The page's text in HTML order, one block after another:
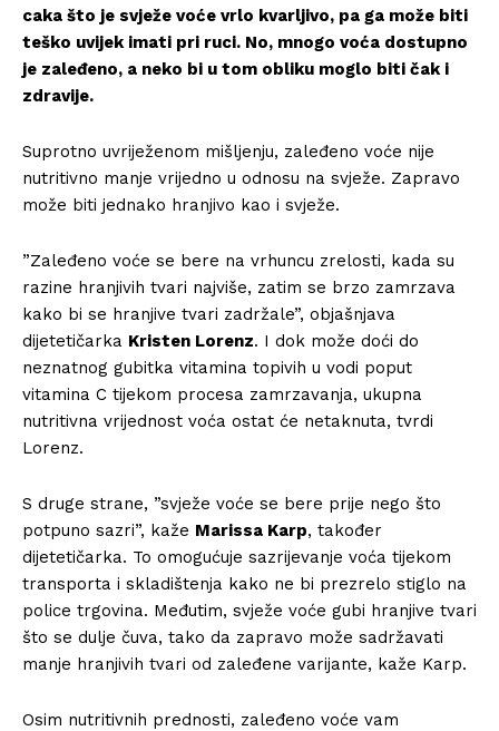
caka što je svježe voće vrlo kvarljivo, pa ga može biti
teško uvijek imati pri ruci. No, mnogo voća dostupno
je zaleđeno, a neko bi u tom obliku moglo biti čak i
zdravije.
Suprotno uvriježenom mišljenju, zaleđeno voće nije
nutritivno manje vrijedno u odnosu na svježe. Zapravo
može biti jednako hranjivo kao i svježe.
”Zaleđeno voće se bere na vrhuncu zrelosti, kada su
razine hranjivih tvari najviše, zatim se brzo zamrzava
kako bi se hranjive tvari zadržale”, objašnjava
dijetetičarka Kristen Lorenz. I dok može doći do
neznatnog gubitka vitamina topivih u vodi poput
vitamina C tijekom procesa zamrzavanja, ukupna
nutritivna vrijednost voća ostat će netaknuta, tvrdi
Lorenz.
S druge strane, ”svježe voće se bere prije nego što
potpuno sazri”, kaže Marissa Karp, također
dijetetičarka. To omogućuje sazrijevanje voća tijekom
transporta i skladištenja kako ne bi prezrelo stiglo na
police trgovina. Međutim, svježe voće gubi hranjive tvari
što se dulje čuva, tako da zapravo može sadržavati
manje hranjivih tvari od zaleđene varijante, kaže Karp.
Osim nutritivnih prednosti, zaleđeno voće vam